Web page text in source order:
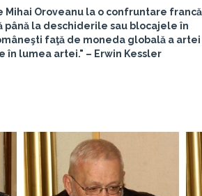
Oroveanu la o confruntare
la deschiderile sau blocajele în
faţă de moneda globală a artei
lumea artei." – Erwin Kessler